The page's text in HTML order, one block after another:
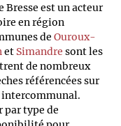
Bresse est un acteur
en région
de Ouroux-
et Simandre sont les
de nombreux
référencées sur
par type de